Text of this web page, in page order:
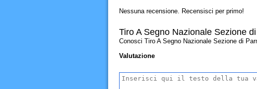
Nessuna recensione. Recensisci per primo!
Tiro A Segno Nazionale Sezione
Conosci Tiro A Segno Nazionale Sezione di
Valutazione